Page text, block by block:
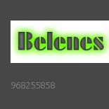
968255858